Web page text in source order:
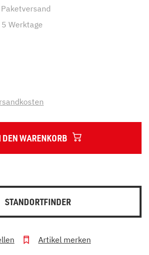
Werktage
DEN WARENKORB
STANDORTFINDER
Artikel merken